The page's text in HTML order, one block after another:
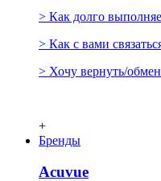
> Как долго
> Как с вами
> Хочу вернуть/
+
Бренды
Acuvue